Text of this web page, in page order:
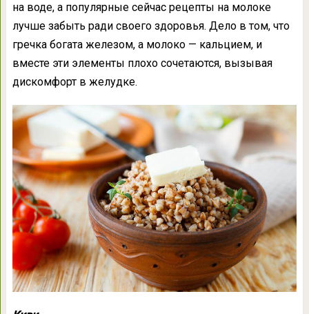
на воде, а популярные сейчас рецепты на молоке
лучше забыть ради своего здоровья. Дело в том, что
гречка богата железом, а молоко — кальцием, и
вместе эти элементы плохо сочетаются, вызывая
дискомфорт в желудке.